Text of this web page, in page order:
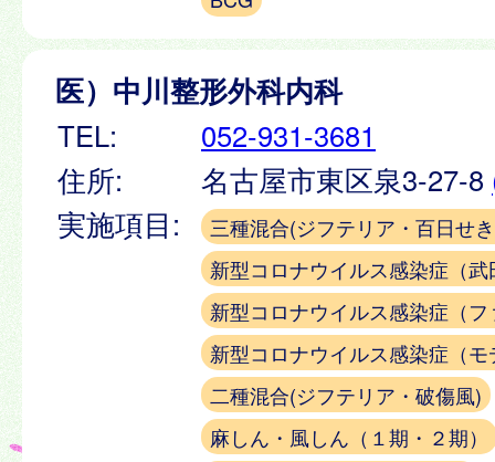
医）中川整形外科内科
TEL:
052-931-3681
住所:
名古屋市東区泉3-27-8
実施項目:
三種混合(ジフテリア・百日せ
新型コロナウイルス感染症（
新型コロナウイルス感染症（
新型コロナウイルス感染症（
二種混合(ジフテリア・破傷風)
麻しん・風しん（１期・２期）